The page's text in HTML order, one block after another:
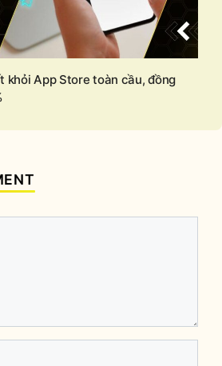
khỏi App Store toàn cầu, đồng